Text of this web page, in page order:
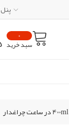
0
سبد خرید